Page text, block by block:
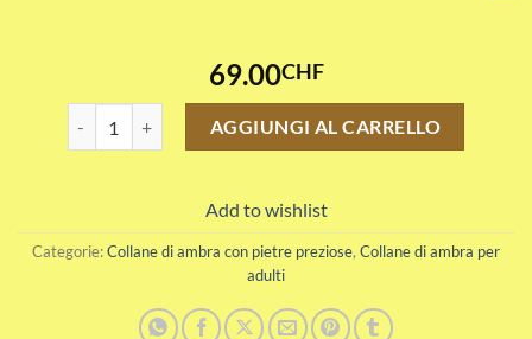
69.00CHF
AGGIUNGI AL CARRELLO
Add to wishlist
Categorie:Collane di ambra con pietre preziose, Collane di ambra per
adulti